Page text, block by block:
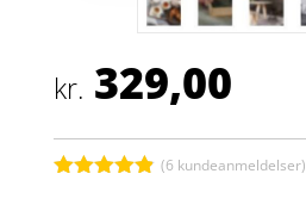
kr. 329,00
(6 kundeanmeldelser)